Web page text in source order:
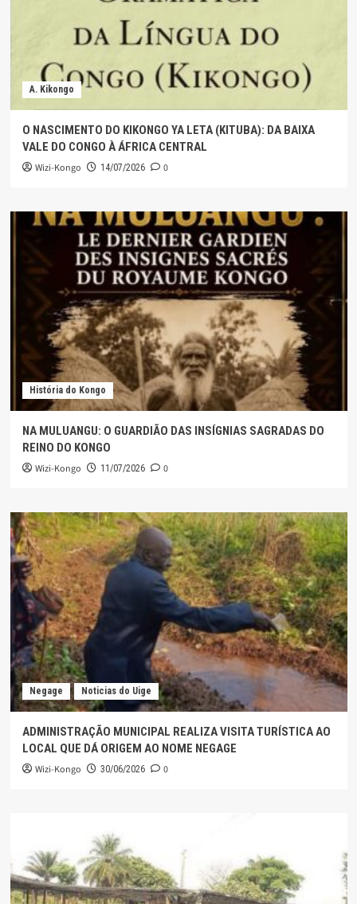
A. Kikongo
O NASCIMENTO DO KIKONGO YA LETA (KITUBA): DA BAIXA
VALE DO CONGO À ÁFRICA CENTRAL
Wizi-Kongo 14/07/2026 0
História do Kongo
NA MULUANGU: O GUARDIÃO DAS INSÍGNIAS SAGRADAS DO
REINO DO KONGO
Wizi-Kongo 11/07/2026 0
Negage Noticias do Uige
ADMINISTRAÇÃO MUNICIPAL REALIZA VISITA TURÍSTICA AO
LOCAL QUE DÁ ORIGEM AO NOME NEGAGE
Wizi-Kongo 30/06/2026 0